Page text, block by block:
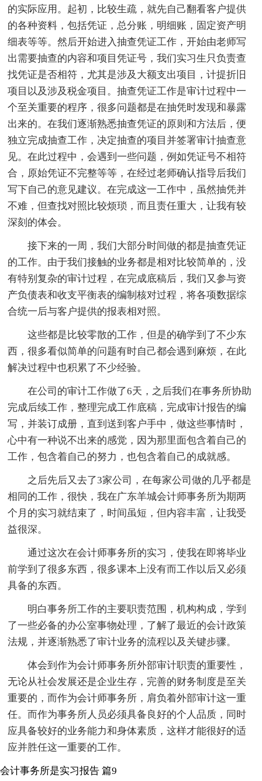
的实际应用。起初，比较生疏，就先自己翻看客户提供
的各种资料，包括凭证，总分账，明细账，固定资产明
细表等等。然后开始进入抽查凭证工作，开始由老师写
出需要抽查的内容和项目凭证号，我们实习生只负责查
找凭证是否相符，尤其是涉及大额支出项目，计提折旧
项目以及涉及税金项目。抽查凭证工作是审计过程中一
个至关重要的程序，很多问题都是在抽凭时发现和暴露
出来的。在我们逐渐熟悉抽查凭证的原则和方法后，便
独立完成抽查工作，决定抽查的项目并签署审计抽查意
见。在此过程中，会遇到一些问题，例如凭证号不相符
合，原始凭证不完整等等，在经过老师确认指导后我们
写下自己的意见建议。在完成这一工作中，虽然抽凭并
不难，但查找对照比较烦琐，而且责任重大，让我有较
深刻的体会。
接下来的一周，我们大部分时间做的都是抽查凭证
的工作。由于我们接触的业务都是相对比较简单的，没
有特别复杂的审计过程，在完成底稿后，我们又参与资
产负债表和收支平衡表的编制核对过程，将各项数据综
合统一后与客户提供的报表相对照。
这些都是比较零散的工作，但是的确学到了不少东
西，很多看似简单的问题有时自己都会遇到麻烦，在此
解决过程中也积累了不少经验。
在公司的审计工作做了6天，之后我们在事务所协助
完成后续工作，整理完成工作底稿，完成审计报告的编
写，并装订成册，直到送到客户手中，做这些事情时，
心中有一种说不出来的感觉，因为那里面包含着自己的
工作，包含着自己的努力，也包含着自己的成就感。
之后先后又去了3家公司，在每家公司做的几乎都是
相同的工作，很快，我在广东羊城会计师事务所为期两
个月的实习就结束了，时间虽短，但内容丰富，让我受
益很深。
通过这次在会计师事务所的实习，使我在即将毕业
前学到了很多东西，很多课本上没有而工作以后又必须
具备的东西。
明白事务所工作的主要职责范围，机构构成，学到
了一些必备的办公室事物处理，了解了最近的会计政策
法规，并逐渐熟悉了审计业务的流程以及关键步骤。
体会到作为会计师事务所外部审计职责的重要性，
无论从社会发展还是企业生存，完善的财务制度是至关
重要的，而作为会计师事务所，肩负着外部审计这一重
任。而作为事务所人员必须具备良好的个人品质，同时
应具备较好的业务能力和身体素质，这样才能很好的适
应并胜任这一重要的工作。
会计事务所是实习报告 篇9